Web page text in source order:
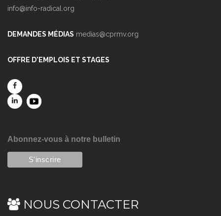
info@info-radical.org
DEMANDES MÉDIAS medias@cprmv.org
OFFRE D'EMPLOIS ET STAGES
Abonnez-vous à notre bulletin
NOUS CONTACTER